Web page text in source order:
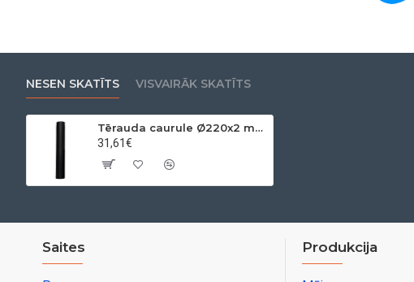
NESEN SKATĪTS VISVAIRĀK SKATĪTS
Tērauda caurule Ø220x2 mm 0,50m
31,61€
Saites Produkcija